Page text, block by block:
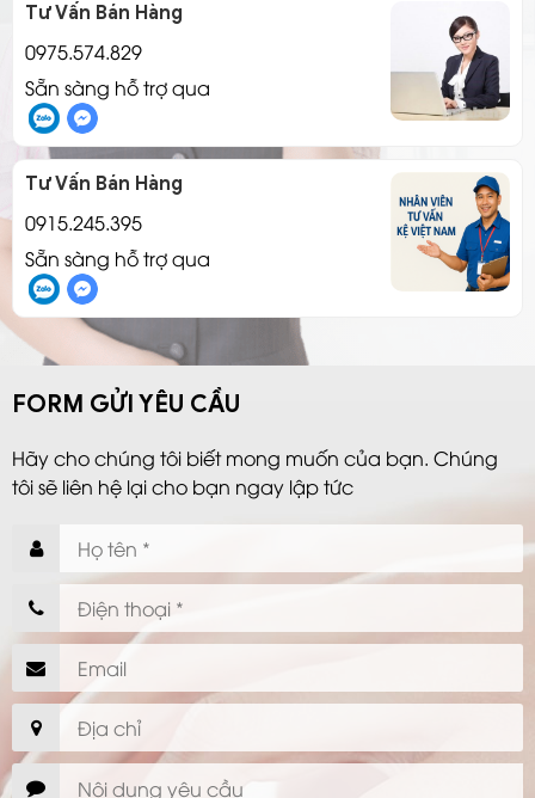
Tư Vấn Bán Hàng
0975.574.829
Sẵn sàng hỗ trợ qua
Tư Vấn Bán Hàng
0915.245.395
Sẵn sàng hỗ trợ qua
FORM GỬI YÊU CẦU
Hãy cho chúng tôi biết mong muốn của bạn. Chúng
tôi sẽ liên hệ lại cho bạn ngay lập tức